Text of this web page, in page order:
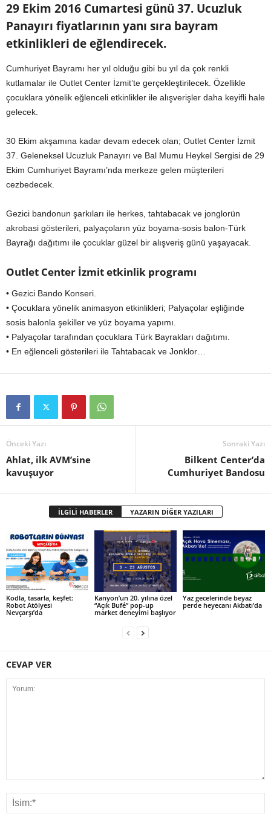
29 Ekim 2016 Cumartesi günü 37. Ucuzluk
Panayırı fiyatlarının yanı sıra bayram
etkinlikleri de eğlendirecek.
Cumhuriyet Bayramı her yıl olduğu gibi bu yıl da çok renkli
kutlamalar ile Outlet Center İzmit’te gerçekleştirilecek. Özellikle
çocuklara yönelik eğlenceli etkinlikler ile alışverişler daha keyifli hale
gelecek.
30 Ekim akşamına kadar devam edecek olan; Outlet Center İzmit
37. Geleneksel Ucuzluk Panayırı ve Bal Mumu Heykel Sergisi de 29
Ekim Cumhuriyet Bayramı’nda merkeze gelen müşterileri
cezbedecek.
Gezici bandonun şarkıları ile herkes, tahtabacak ve jonglorün
akrobasi gösterileri, palyaçoların yüz boyama-sosis balon-Türk
Bayrağı dağıtımı ile çocuklar güzel bir alışveriş günü yaşayacak.
Outlet Center İzmit etkinlik programı
• Gezici Bando Konseri.
• Çocuklara yönelik animasyon etkinlikleri; Palyaçolar eşliğinde
sosis balonla şekiller ve yüz boyama yapımı.
• Palyaçolar tarafından çocuklara Türk Bayrakları dağıtımı.
• En eğlenceli gösterileri ile Tahtabacak ve Jonklor…
Önceki Yazı
Ahlat, ilk AVM’sine
kavuşuyor
Sonraki Yazı
Bilkent Center’da
Cumhuriyet Bandosu
İLGİLİ HABERLER YAZARIN DİĞER YAZILARI
Kodla, tasarla, keşfet:
Robot Atölyesi
Nevçarşı’da
Kanyon’un 20. yılına özel
“Açık Bufé” pop-up
market deneyimi başlıyor
Yaz gecelerinde beyaz
perde heyecanı Akbatı’da
CEVAP VER